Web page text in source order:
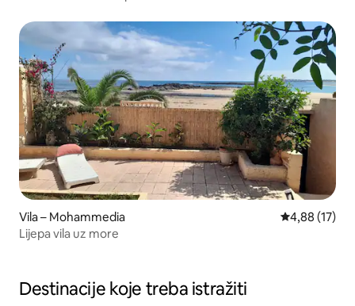
Vila – Mohammedia Prosječna
4,88 (17)
Lijepa vila uz more
Destinacije koje treba istražiti